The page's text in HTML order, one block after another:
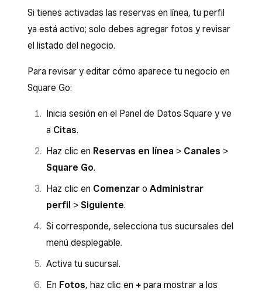
Si tienes activadas las reservas en línea, tu perfil
ya está activo; solo debes agregar fotos y revisar
el listado del negocio.
Para revisar y editar cómo aparece tu negocio en
Square Go:
Inicia sesión en el Panel de Datos Square y ve
a Citas.
Haz clic en Reservas en línea > Canales >
Square Go.
Haz clic en Comenzar o Administrar
perfil > Siguiente.
Si corresponde, selecciona tus sucursales del
menú desplegable.
Activa tu sucursal.
En Fotos, haz clic en + para mostrar a los